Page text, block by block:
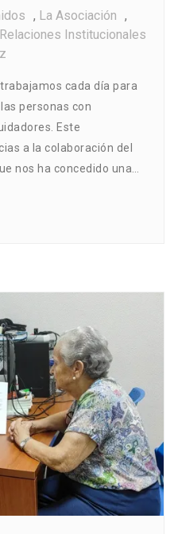
, La Asociación ,
Relaciones Institucionales
cada día para
personas con
Este
a la colaboración del
nos ha concedido una…